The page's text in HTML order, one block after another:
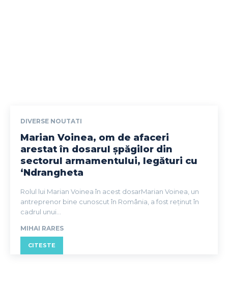
DIVERSE NOUTATI
Marian Voinea, om de afaceri
arestat în dosarul șpăgilor din
sectorul armamentului, legături cu
‘Ndrangheta
Rolul lui Marian Voinea în acest dosarMarian Voinea, un
antreprenor bine cunoscut în România, a fost reținut în
cadrul unui...
MIHAI RARES
CITESTE